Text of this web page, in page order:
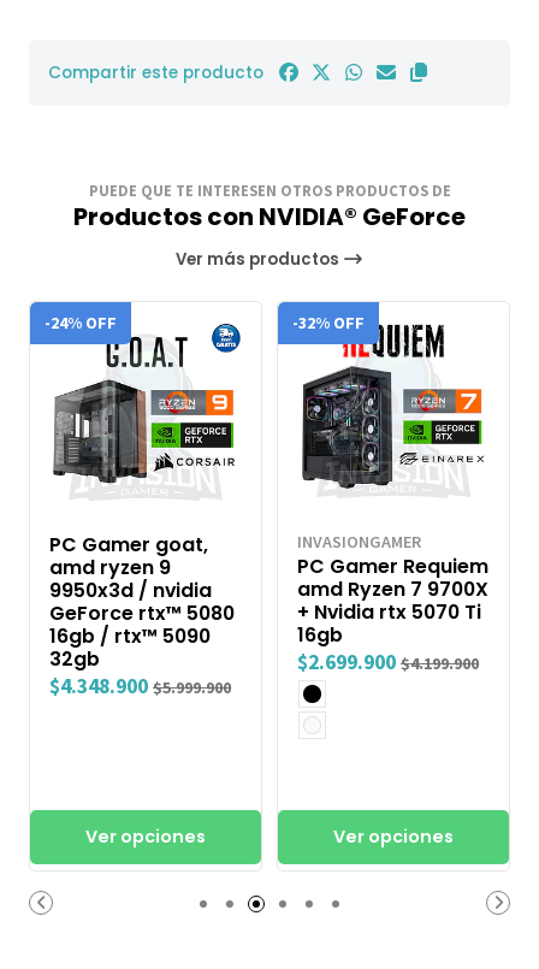
Compartir este producto
PUEDE QUE TE INTERESEN OTROS PRODUCTOS DE
Productos con NVIDIA® GeForce
Ver más productos
-24% OFF
PC Gamer goat,
amd ryzen 9
9950x3d / nvidia
GeForce rtx™ 5080
16gb / rtx™ 5090
32gb
$4.348.900 $5.999.900
Ver opciones
-32% OFF
INVASIONGAMER
PC Gamer Requiem
amd Ryzen 7 9700X
+ Nvidia rtx 5070 Ti
16gb
$2.699.900 $4.199.900
Ver opciones